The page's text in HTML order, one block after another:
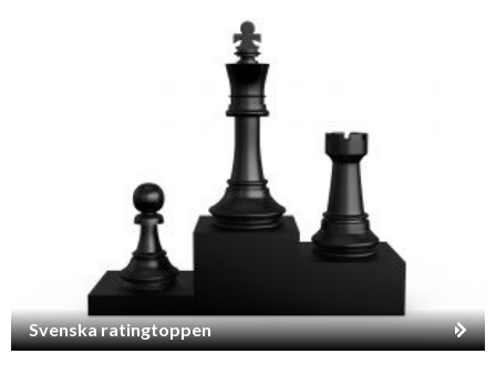
Svenska ratingtoppen